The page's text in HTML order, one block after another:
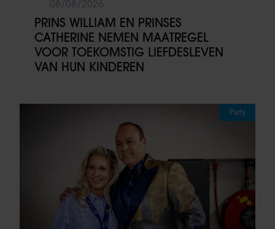
PRINS WILLIAM EN PRINSES
CATHERINE NEMEN MAATREGEL
VOOR TOEKOMSTIG LIEFDESLEVEN
VAN HUN KINDEREN
Party